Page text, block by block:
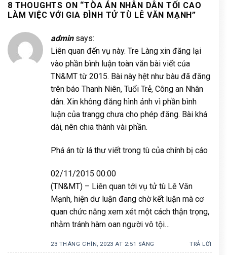
8 THOUGHTS ON “TÒA ÁN NHÂN DÂN TỐI CAO
LÀM VIỆC VỚI GIA ĐÌNH TỬ TÙ LÊ VĂN MẠNH”
admin says:
Liên quan đến vụ này. Tre Làng xin đăng lại
vào phần bình luận toàn văn bài viết của
TN&MT từ 2015. Bài này hệt như bàu đã đăng
trên báo Thanh Niên, Tuổi Trẻ, Công an Nhân
dân. Xin không đăng hình ảnh vì phần bình
luận của trangg chưa cho phép đăng. Bài khá
dài, nên chia thành vài phần.
Phá án từ lá thư viết trong tù của chính bị cáo
02/11/2015 00:00
(TN&MT) – Liên quan tới vụ tử tù Lê Văn
Mạnh, hiện dư luận đang chờ kết luận mà cơ
quan chức năng xem xét một cách thận trọng,
nhằm tránh hàm oan người vô tội…
23 THÁNG CHÍN, 2023 AT 2:51 SÁNG TRẢ LỜI